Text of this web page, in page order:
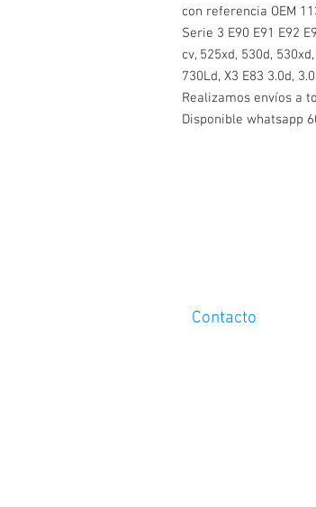
con referencia OEM
Serie 3 E90 E91 E92
cv, 525xd, 530d,
730Ld, X3 E83 3.0d,
Realizamos envíos a
Disponible whatsapp
Contacto